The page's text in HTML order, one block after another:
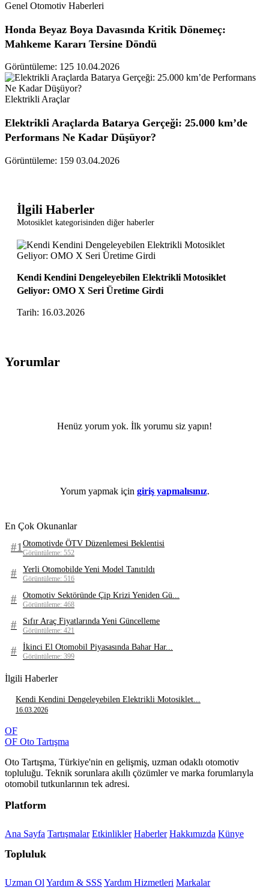
Genel Otomotiv Haberleri
Honda Beyaz Boya Davasında Kritik Dönemeç:
Mahkeme Kararı Tersine Döndü
Görüntüleme: 125 10.04.2026
Elektrikli Araçlar
Elektrikli Araçlarda Batarya Gerçeği: 25.000 km’de
Performans Ne Kadar Düşüyor?
Görüntüleme: 159 03.04.2026
İlgili Haberler
Motosiklet kategorisinden diğer haberler
Kendi Kendini Dengeleyebilen Elektrikli Motosiklet
Geliyor: OMO X Seri Üretime Girdi
Tarih: 16.03.2026
Yorumlar
Henüz yorum yok. İlk yorumu siz yapın!
Yorum yapmak için giriş yapmalısınız.
En Çok Okunanlar
#1Otomotivde ÖTV Düzenlemesi Beklentisi
Görüntüleme: 552
# Yerli Otomobilde Yeni Model Tanıtıldı
Görüntüleme: 516
# Otomotiv Sektöründe Çip Krizi Yeniden Gü...
Görüntüleme: 468
# Sıfır Araç Fiyatlarında Yeni Güncelleme
Görüntüleme: 421
# İkinci El Otomobil Piyasasında Bahar Har...
Görüntüleme: 399
İlgili Haberler
Kendi Kendini Dengeleyebilen Elektrikli Motosiklet...
16.03.2026
OF
OF Oto Tartışma
Oto Tartışma, Türkiye'nin en gelişmiş, uzman odaklı otomotiv
topluluğu. Teknik sorunlara akıllı çözümler ve marka forumlarıyla
otomobil tutkunlarının tek adresi.
Platform
Ana Sayfa Tartışmalar Etkinlikler Haberler Hakkımızda Künye
Topluluk
Uzman Ol Yardım & SSS Yardım Hizmetleri Markalar